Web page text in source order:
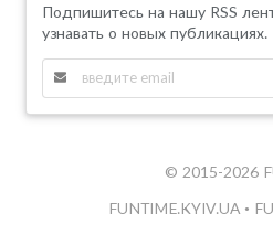
Подпишитесь на нашу RSS
узнавать о новых публикациях.
© 2015-2026
FUNTIME.KYIV.UA •